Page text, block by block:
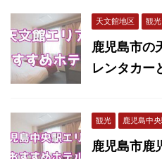
天文館地区 観光
鹿児島市の
レンタカー
観光 鹿児島中
鹿児島市鹿